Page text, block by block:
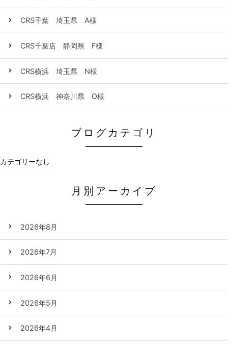
CRS千葉 埼玉県 A様
CRS千葉店 静岡県 F様
CRS横浜 埼玉県 N様
CRS横浜 神奈川県 O様
ブログカテゴリ
カテゴリーなし
月別アーカイブ
2026年8月
2026年7月
2026年6月
2026年5月
2026年4月